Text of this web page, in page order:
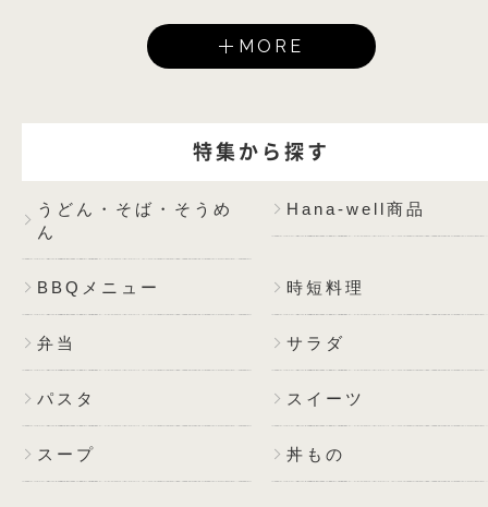
MORE
特集から探す
うどん・そば・そうめ
ん
Hana-well商品
BBQメニュー 時短料理
弁当 サラダ
パスタ スイーツ
スープ 丼もの